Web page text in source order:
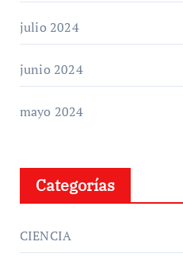
julio 2024
junio 2024
mayo 2024
Categorías
CIENCIA